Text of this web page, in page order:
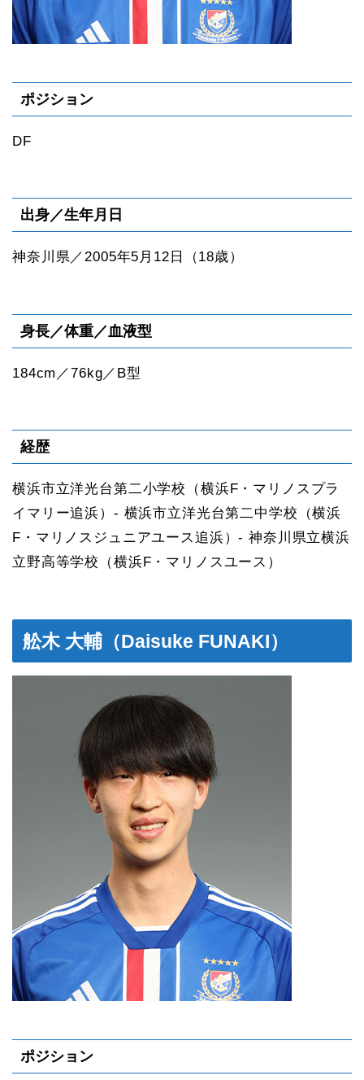
ポジション
DF
出身／生年月日
神奈川県／2005年5月12日（18歳）
身長／体重／血液型
184cm／76kg／B型
経歴
横浜市立洋光台第二小学校（横浜F・マリノスプラ
イマリー追浜）- 横浜市立洋光台第二中学校（横浜
F・マリノスジュニアユース追浜）- 神奈川県立横浜
立野高等学校（横浜F・マリノスユース）
舩木 大輔（Daisuke FUNAKI）
ポジション